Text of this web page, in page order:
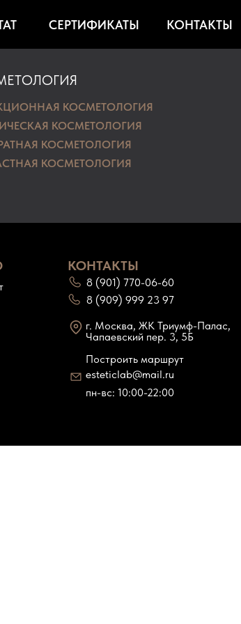
КОНТАКТЫ
СЕРТИФИКАТЫ
КОСМЕТОЛОГИЯ
КОСМЕТОЛОГИЯ
КОСМЕТОЛОГИЯ
КОСМЕТОЛОГИЯ
КОНТАКТЫ
пн-вс: 10:00-22:00
Построить маршрут
8 (901) 770-06-60
esteticlab@mail.ru
8 (909) 999 23 97
г. Москва, ЖК Триумф-Палас,
Чапаевский пер. 3, 5Б